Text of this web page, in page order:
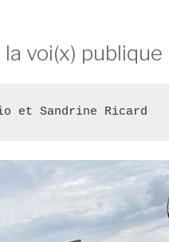
voi(x) publique
et Sandrine Ricard